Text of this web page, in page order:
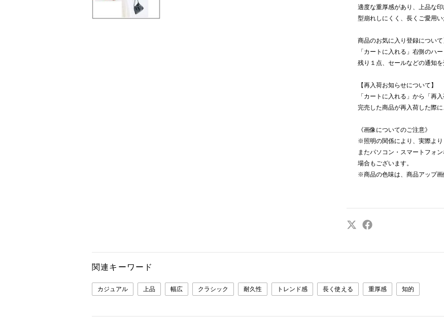
適度な重厚感があり、上品な印
型崩れしにくく、長くご愛用い
商品のお気に入り登録について
「カートに入れる」右側のハ
残り１点、セールなどの通知を
【再入荷お知らせについて】
「カートに入れる」から「再
完売した商品が再入荷した際
《画像についてのご注意》
※照明の関係により、実際より
またパソコン・スマートフォ
場合もございます。
※商品の色味は、商品アップ画
関連キーワード
カジュアル 上品 幅広 クラシック 耐久性 トレンド感 長く使える 重厚感 知的